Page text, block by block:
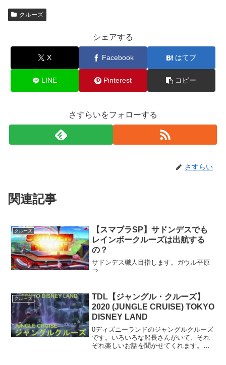
クルーズ
シェアする
X Facebook はてブ
LINE Pinterest コピー
さすらいをフォローする
さすらい
関連記事
クルーズ
【スマブラSP】サドンデスでも
レインボークルーズは出航する
の？
サドンデス職人目指します。ガウル平原
⇒
クルーズ
TDL【ジャングル・クルーズ】
2020 (JUNGLE CRUISE) TOKYO
DISNEY LAND
0ディズニーランドのジャングルクルーズ
です。いろいろな船長さんがいて、それ
ぞれ楽しいお話を聞かせてくれます。夕